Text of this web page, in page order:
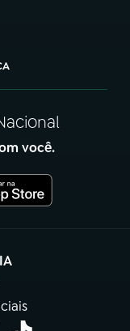
você.
nova aba)